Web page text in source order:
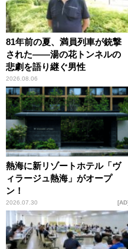
81年前の夏、満員列車が銃撃
された――湯の花トンネルの
悲劇を語り継ぐ男性
2026.08.06
熱海に新リゾートホテル「ヴ
ィラージュ熱海」がオープ
ン！
2026.07.30 AD